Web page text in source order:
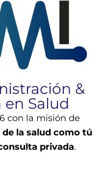
&
Salud
con la misión de
la salud como tú
privada.